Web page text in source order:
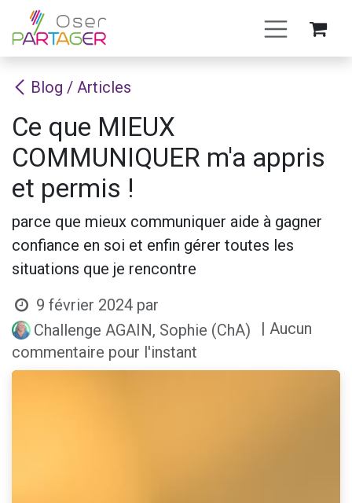
Se rendre au contenu
Blog / Articles
Ce que MIEUX
COMMUNIQUER m'a appris
et permis !
parce que mieux communiquer aide à gagner
confiance en soi et enfin gérer toutes les
situations que je rencontre
9 février 2024 par
Challenge AGAIN, Sophie (ChA)
| Aucun
commentaire pour l'instant